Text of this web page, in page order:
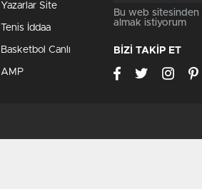
Yazarlar Site
Tenis İddaa
Basketbol Canlı
AMP
Bu web
almak istiyorum
BİZİ TAKİP ET